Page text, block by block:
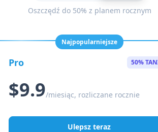
Oszczędź do 50% z planem rocznym
Najpopularniejsze
Pro 50%
$9.9/miesiąc, rozliczane rocznie
Ulepsz teraz